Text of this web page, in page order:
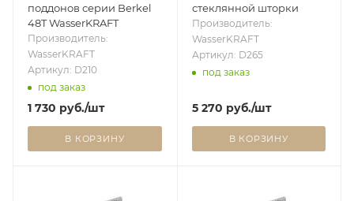
поддонов серии Berkel
48T WasserKRAFT
Производитель:
WasserKRAFT
Артикул: D210
под заказ
1 730 руб./шт
В КОРЗИНУ
стеклянной шторки
Производитель:
WasserKRAFT
Артикул: D265
под заказ
5 270 руб./шт
В КОРЗИНУ